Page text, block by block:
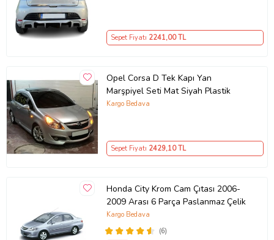
Sepet Fiyatı 2241,00 TL
Opel Corsa D Tek Kapı Yan
Marşpiyel Seti Mat Siyah Plastik
Kargo Bedava
Sepet Fiyatı 2429,10 TL
Honda City Krom Cam Çıtası 2006-
2009 Arası 6 Parça Paslanmaz Çelik
(6)
Kargo Bedava